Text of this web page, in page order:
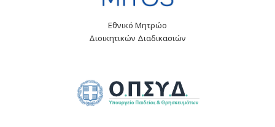
Εθνικό Μητρώο
Διοικητικών Διαδικασιών